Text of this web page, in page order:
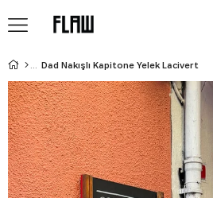
Dad Nakışlı Kapitone Yelek Lacivert